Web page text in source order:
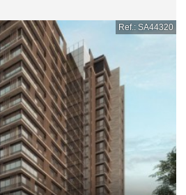
Ref.: SA44320